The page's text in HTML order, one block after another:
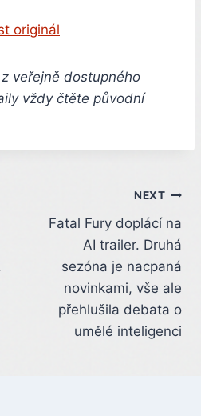
originál
veřejně dostupného
vždy čtěte původní
NEXT
Fatal Fury doplácí na
AI trailer. Druhá
sezóna je nacpaná
novinkami, vše ale
přehlušila debata o
umělé inteligenci